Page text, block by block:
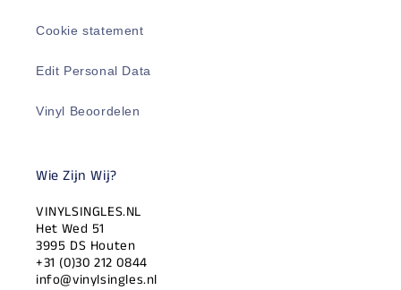
Cookie statement
Edit Personal Data
Vinyl Beoordelen
Wie Zijn Wij?
VINYLSINGLES.NL
Het Wed 51
3995 DS Houten
+31 (0)30 212 0844
info@vinylsingles.nl